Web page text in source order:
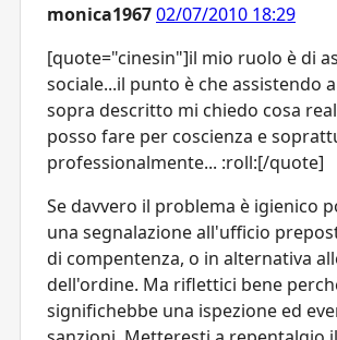
monica196702/07/2010 18:29
[quote="cinesin"]il mio ruolo è di
sociale...il punto è che assistendo
sopra descritto mi chiedo cosa
posso fare per coscienza e
professionalmente... :roll:[/quote]
Se davvero il problema è igienico
una segnalazione all'ufficio
di compentenza, o in alternativa
dell'ordine. Ma riflettici bene
significhebbe una ispezione ed